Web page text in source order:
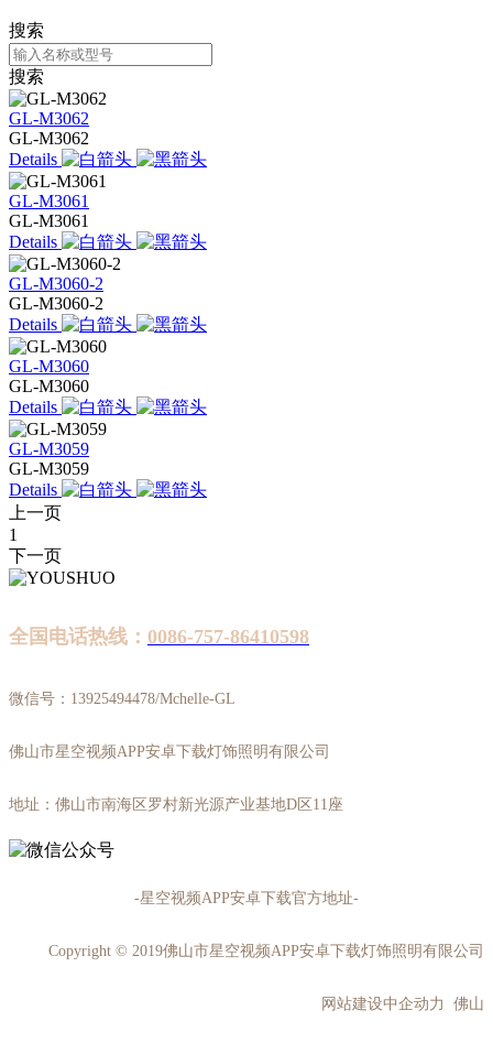
搜索
搜索
GL-M3062
GL-M3062
Details
GL-M3061
GL-M3061
Details
GL-M3060-2
GL-M3060-2
Details
GL-M3060
GL-M3060
Details
GL-M3059
GL-M3059
Details
上一页
1
下一页
全国电话热线： 0086-757-86410598
微信号：13925494478/Mchelle-GL
佛山市星空视频APP安卓下载灯饰照明有限公司
地址：佛山市南海区罗村新光源产业基地D区11座
-星空视频APP安卓下载官方地址-
Copyright © 2019佛山市星空视频APP安卓下载灯饰照明有限公司
网站建设中企动力 佛山